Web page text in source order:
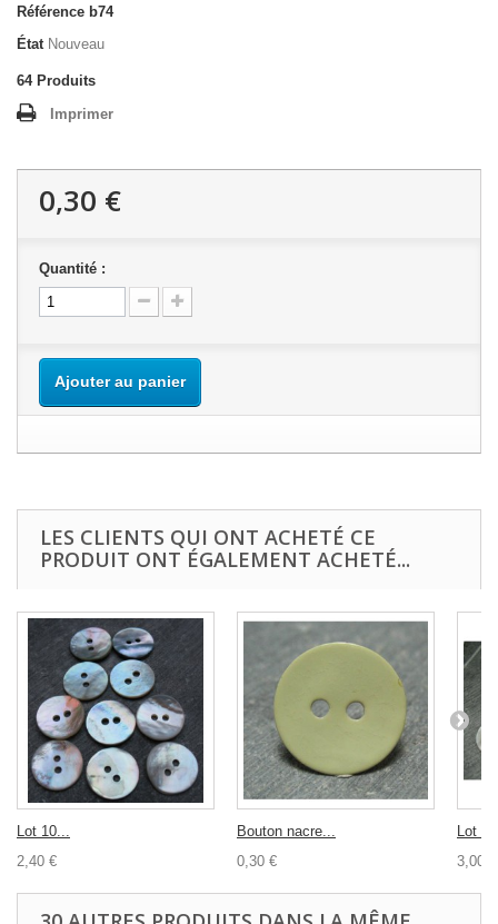
Référence b74
État Nouveau
64 Produits
Imprimer
0,30 €
Quantité :
Ajouter au panier
LES CLIENTS QUI ONT ACHETÉ CE
PRODUIT ONT ÉGALEMENT ACHETÉ...
Lot 10...
2,40 €
Bouton nacre...
0,30 €
Lot
3,00 €